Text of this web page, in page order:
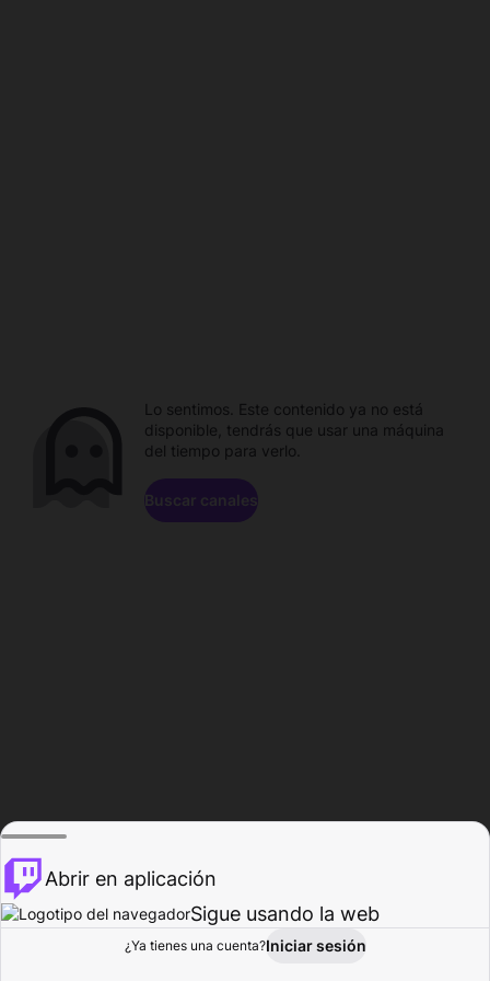
Explorar Actividad
Lo sentimos. Este contenido ya no está
disponible, tendrás que usar una máquina
del tiempo para verlo.
Buscar canales
Abrir en aplicación
Sigue usando la web
¿Ya tienes una cuenta?Iniciar sesión